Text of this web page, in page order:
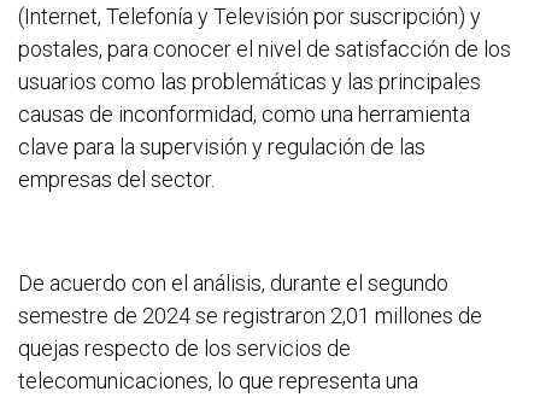
(Internet, Telefonía y Televisión por suscripción) y
postales, para conocer el nivel de satisfacción de los
usuarios como las problemáticas y las principales
causas de inconformidad, como una herramienta
clave para la supervisión y regulación de las
empresas del sector.
De acuerdo con el análisis, durante el segundo
semestre de 2024 se registraron 2,01 millones de
quejas respecto de los servicios de
telecomunicaciones, lo que representa una